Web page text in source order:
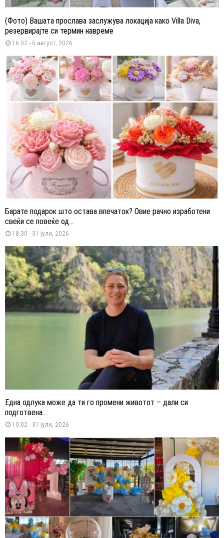
(Фото) Вашата прослава заслужува локација како Villa Diva,
резервирајте си термин навреме
16:02 - 5 август, 2026
Барате подарок што остава впечаток? Овие рачно изработени
свеќи се повеќе од...
18:30 - 31 јули, 2026
Една одлука може да ти го промени животот – дали си
подготвена...
10:02 - 31 јули, 2026